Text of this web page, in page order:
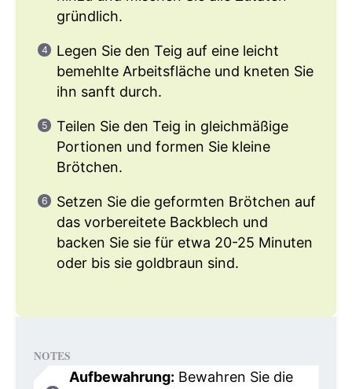
gründlich.
Legen Sie den Teig auf eine leicht
bemehlte Arbeitsfläche und kneten Sie
ihn sanft durch.
Teilen Sie den Teig in gleichmäßige
Portionen und formen Sie kleine
Brötchen.
Setzen Sie die geformten Brötchen auf
das vorbereitete Backblech und
backen Sie sie für etwa 20-25 Minuten
oder bis sie goldbraun sind.
NOTES
Aufbewahrung: Bewahren Sie die